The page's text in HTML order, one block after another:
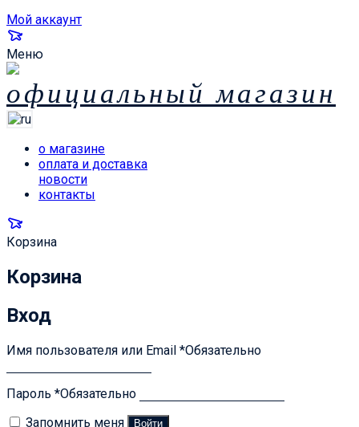
Мой аккаунт
Меню
официальный магазин
о магазине
оплата и доставка
новости
контакты
Корзина
Корзина
Вход
Имя пользователя или Email *Обязательно
Пароль *Обязательно
Запомнить меня
Войти